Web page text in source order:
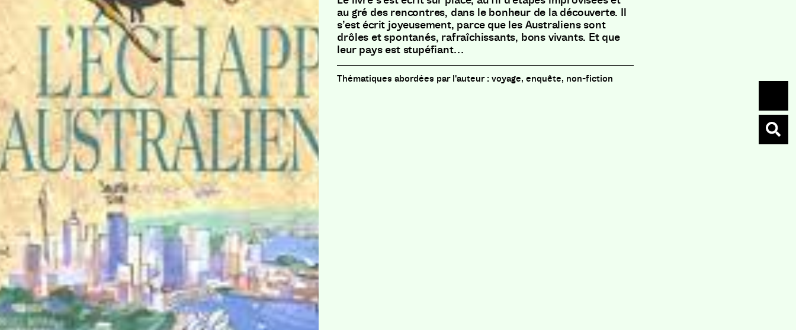
au gré des rencontres, dans le bonheur de la découverte. Il
s’est écrit joyeusement, parce que les Australiens sont
drôles et spontanés, rafraîchissants, bons vivants. Et que
leur pays est stupéfiant…
voyage, enquête, non-fiction